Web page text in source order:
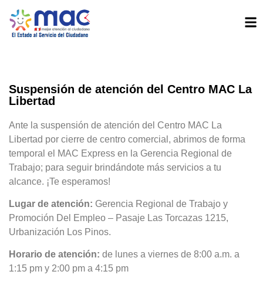
Suspensión de atención del Centro MAC La
Libertad
Ante la suspensión de atención del Centro MAC La
Libertad por cierre de centro comercial, abrimos de forma
temporal el MAC Express en la Gerencia Regional de
Trabajo; para seguir brindándote más servicios a tu
alcance. ¡Te esperamos!
Lugar de atención: Gerencia Regional de Trabajo y
Promoción Del Empleo – Pasaje Las Torcazas 1215,
Urbanización Los Pinos.
Horario de atención: de lunes a viernes de 8:00 a.m. a
1:15 pm y 2:00 pm a 4:15 pm